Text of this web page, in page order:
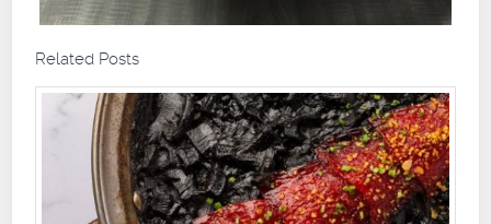
Related Posts